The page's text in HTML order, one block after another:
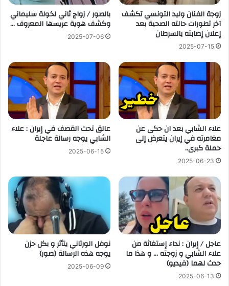
زوجة الفنان وليد التونسي تكشف
آخر تطورات حالته الصحية بعد
إعلان إصابته بالسرطان
2025-07-15
بالصور / زواج ثاني لخولة سليماني
وكشف هوية عريسها المعروف …
2025-07-06
علاء الشابي بعد ان حكى عن
مغامرته في إيران يتعرض إلى
حملة كبرى..
2025-06-23
عالق تحت القصف في إيران : علاء
الشابي يوجه رسالة عاجلة
2025-06-15
عاجل / إيران : نداء إستغاثة من
علاء الشابي و زوجته … و هذا ما
حدث لهما (فيديو)
2025-06-13
نوفل الورتاني يتأثر و بكل حزن
يوجه هذه الرسالة (صور)
2025-06-09